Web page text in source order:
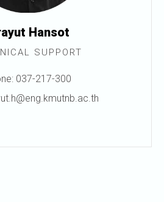
Hansot
SUPPORT
037-217-300